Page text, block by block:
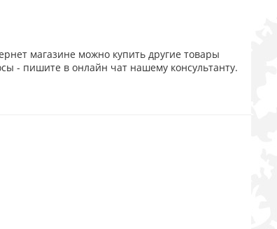
магазине можно купить другие товары
- пишите в онлайн чат нашему консультанту.